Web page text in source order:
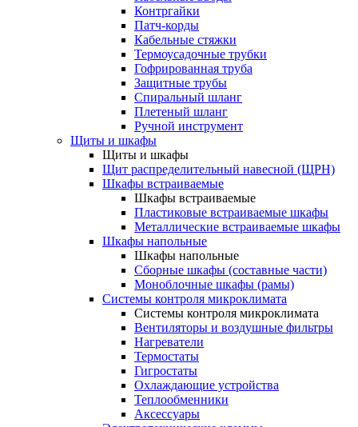
Контргайки
Патч-корды
Кабельные стяжки
Термоусадочные трубки
Гофрированная труба
Защитные трубы
Спиральный шланг
Плетеный шланг
Ручной инструмент
Щиты и шкафы
Щиты и шкафы
Щит распределительный навесной (ЩРН)
Шкафы встраиваемые
Шкафы встраиваемые
Пластиковые встраиваемые шкафы
Металлические встраиваемые шкафы
Шкафы напольные
Шкафы напольные
Сборные шкафы (составные части)
Моноблочные шкафы (рамы)
Системы контроля микроклимата
Системы контроля микроклимата
Вентиляторы и воздушные фильтры
Нагреватели
Термостаты
Гигростаты
Охлаждающие устройства
Теплообменники
Аксессуары